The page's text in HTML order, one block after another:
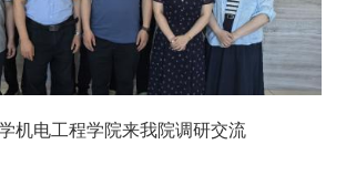
机电工程学院来我院调研交流